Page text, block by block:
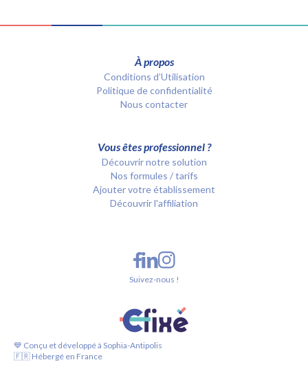
À propos
Conditions d’Utilisation
Politique de confidentialité
Nous contacter
Vous êtes professionnel ?
Découvrir notre solution
Nos formules / tarifs
Ajouter votre établissement
Découvrir l'affiliation
💙 Conçu et développé à Sophia-Antipolis
🇫🇷 Hébergé en France
Suivez-nous !